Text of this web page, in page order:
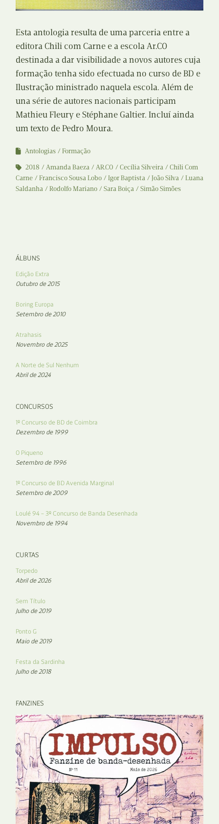
Esta antologia resulta de uma parceria entre a
editora Chili com Carne e a escola Ar.CO
destinada a dar visibilidade a novos autores cuja
formação tenha sido efectuada no curso de BD e
Ilustração ministrado naquela escola. Além de
una série de autores nacionais participam
Mathieu Fleury e Stéphane Galtier. Incluí ainda
um texto de Pedro Moura.
Antologias
Formação
2018
Amanda Baeza AR.CO Cecília Silveira
Chili Com
Carne
Francisco Sousa Lobo Igor Baptista João Silva
Luana
Saldanha
Rodolfo Mariano Sara Boiça Simão Simões
ÁLBUNS
Edição Extra
Outubro de 2015
Boring Europa
Setembro de 2010
Atrahasis
Novembro de 2025
A Norte de Sul Nenhum
Abril de 2024
CONCURSOS
1º Concurso de BD de Coimbra
Dezembro de 1999
O Piqueno
Setembro de 1996
1º Concurso de BD Avenida Marginal
Setembro de 2009
Loulé 94 – 3º Concurso de Banda Desenhada
Novembro de 1994
CURTAS
Torpedo
Abril de 2026
Sem Título
Julho de 2019
Ponto G
Maio de 2019
Festa da Sardinha
Julho de 2018
FANZINES